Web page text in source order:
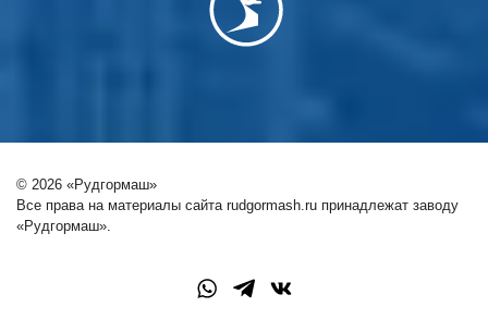
© 2026 «Рудгормаш»
Все права на материалы сайта rudgormash.ru принадлежат заводу
«Рудгормаш».